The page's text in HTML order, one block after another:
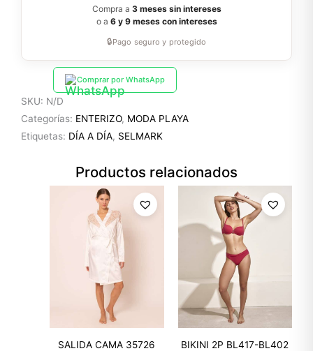
Compra a 3 meses sin intereses
o a 6 y 9 meses con intereses
🔒Pago seguro y protegido
Comprar por WhatsApp
SKU: N/D
Categorías: ENTERIZO, MODA PLAYA
Etiquetas: DÍA A DÍA, SELMARK
Productos relacionados
SALIDA CAMA 35726 BIKINI 2P BL417-BL402